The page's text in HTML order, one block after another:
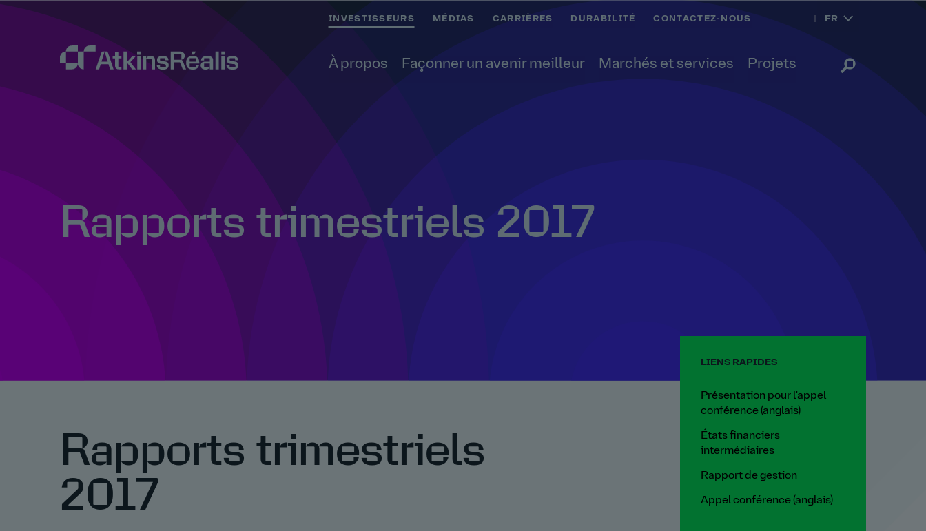
À propos Façonner un avenir meilleur Marchés et services Projets
INVESTISSEURS MÉDIAS CARRIÈRES DURABILITÉ CONTACTEZ-NOUS FR
Rapports trimestriels 2017
LIENS RAPIDES
Présentation pour l'appel
conférence (anglais)
États financiers
intermédiaires
Rapport de gestion
Appel conférence (anglais)
Rapports trimestriels
2017